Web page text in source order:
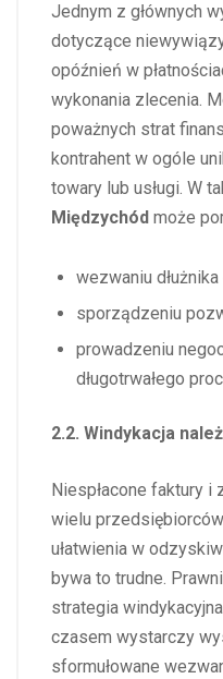
Jednym z głównych
dotyczące
opóźnień w
wykonania zlecenia.
poważnych strat
kontrahent w ogóle
towary lub usługi. W
Międzychód może
wezwaniu dłużnika
sporządzeniu
prowadzeniu
długotrwałego
2.2. Windykacja
Niespłacone faktury i
wielu
ułatwienia w
bywa to trudne.
strategia
czasem wystarczy
sformułowane